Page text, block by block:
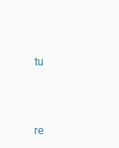
tu
re